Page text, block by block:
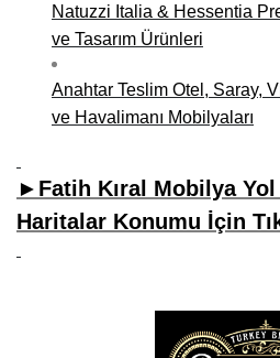
Natuzzi Italia & Hessentia
ve Tasarım Ürünleri
Anahtar Teslim Otel, Saray,
ve Havalimanı Mobilyaları
►Fatih Kıral Mobilya
Haritalar Konumu İçin